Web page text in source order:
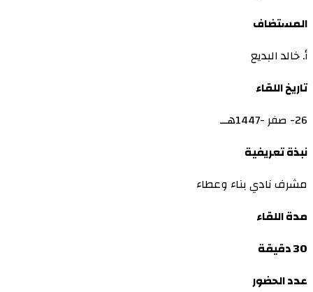
المستضاف
أ. خالد البديع
تاريخ اللقاء
26- صفر -1447هــ
نبذة تعريفية
مشرف نادي بناء وعطاء
مدة اللقاء
30 دقيقة
عدد الحضور